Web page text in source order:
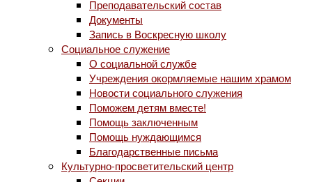
Преподавательский состав
Документы
Запись в Воскресную школу
Социальное служение
О социальной службе
Учреждения окормляемые нашим храмом
Новости социального служения
Поможем детям вместе!
Помощь заключенным
Помощь нуждающимся
Благодарственные письма
Культурно-просветительский центр